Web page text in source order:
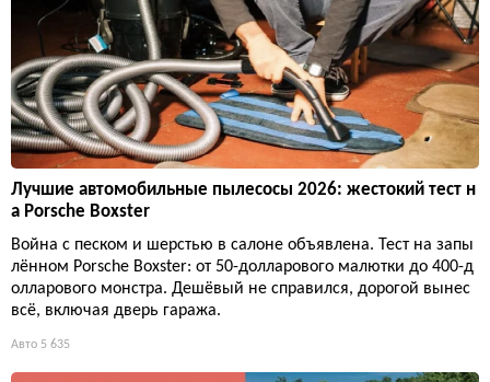
Лучшие автомобильные пылесосы 2026: жестокий тест н
а Porsche Boxster
Война с песком и шерстью в салоне объявлена. Тест на запы
лённом Porsche Boxster: от 50-долларового малютки до 400-д
олларового монстра. Дешёвый не справился, дорогой вынес
всё, включая дверь гаража.
Авто 5 635